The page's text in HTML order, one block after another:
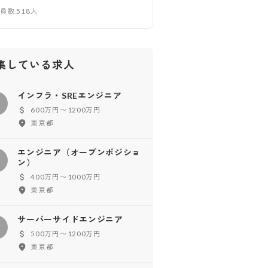
数 518 人
している求人
インフラ・SREエンジニア
600万円〜1200万円
東京都
エンジニア（オープンポジショ
ン）
400万円〜1000万円
東京都
サーバーサイドエンジニア
500万円〜1200万円
東京都